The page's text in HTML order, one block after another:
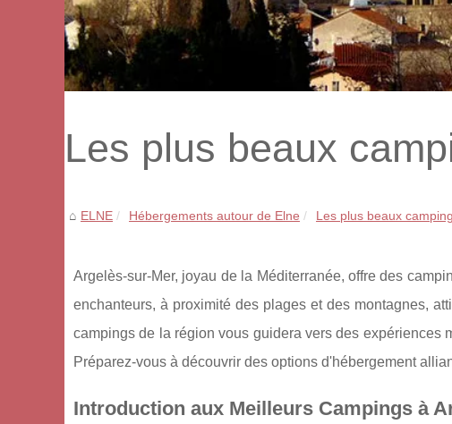
Les plus beaux
ELNE Hébergements autour de Elne Les plus beaux
Argelès-sur-Mer, joyau de la Méditerranée, offre des
enchanteurs, à proximité des plages et des montagnes,
campings de la région vous guidera vers des expériences
Préparez-vous à découvrir des options d'hébergement
Introduction aux Meilleurs Campings à